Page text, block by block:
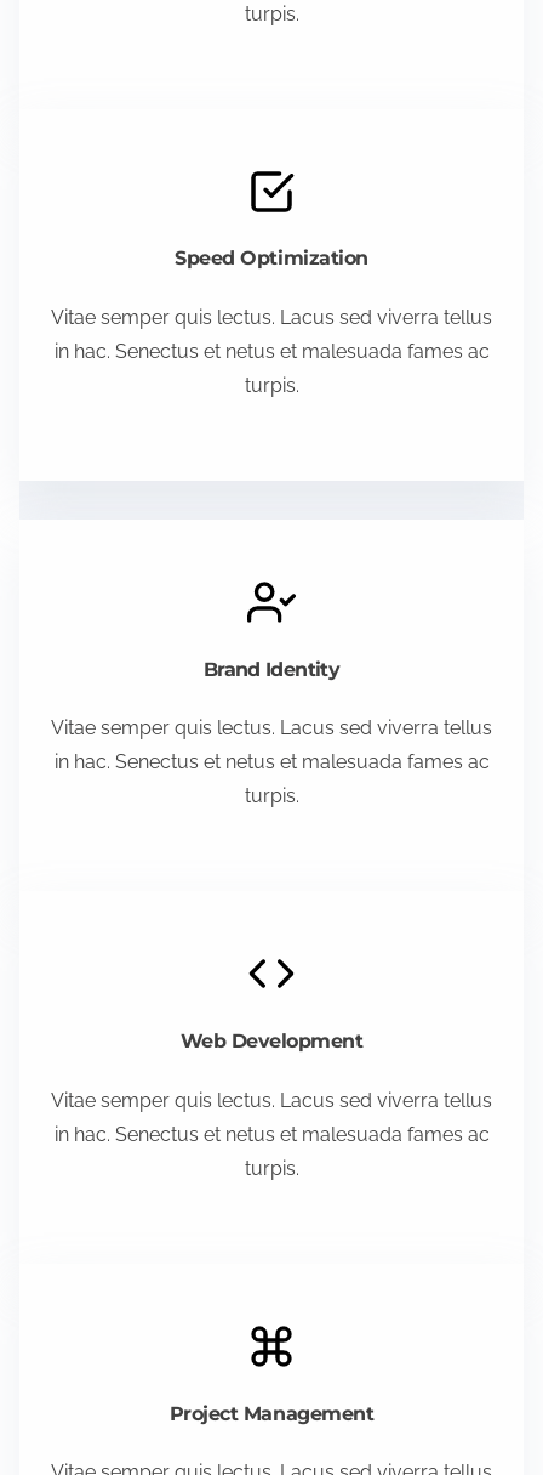
turpis.
Speed Optimization
Vitae semper quis lectus. Lacus sed viverra tellus
in hac. Senectus et netus et malesuada fames ac
turpis.
Brand Identity
Vitae semper quis lectus. Lacus sed viverra tellus
in hac. Senectus et netus et malesuada fames ac
turpis.
Web Development
Vitae semper quis lectus. Lacus sed viverra tellus
in hac. Senectus et netus et malesuada fames ac
turpis.
Project Management